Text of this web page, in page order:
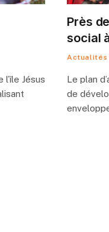
l’île Jésus
Près
social
Actualités
Le plan
de